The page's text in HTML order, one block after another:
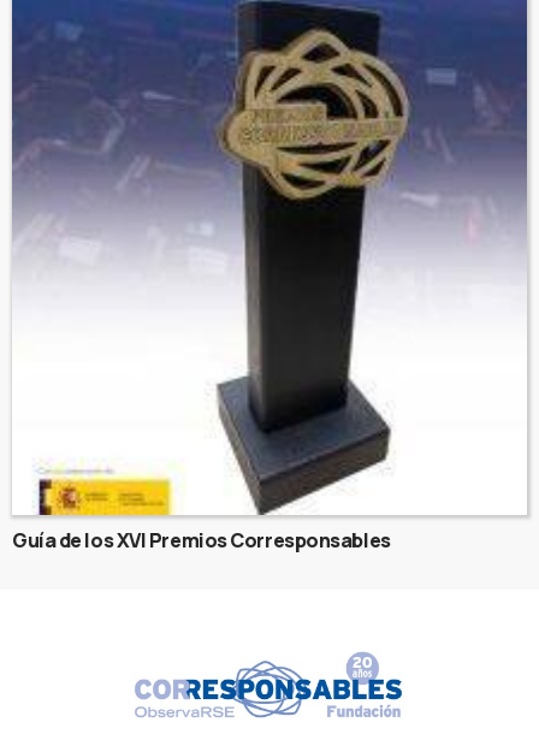
Guía de los XVI Premios Corresponsables